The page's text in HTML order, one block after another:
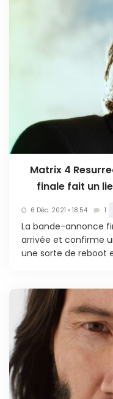
Matrix 4
finale fait un
6 Déc. 2021 • 18:54 1
La bande-annonce
arrivée et confirme
une sorte de reboot